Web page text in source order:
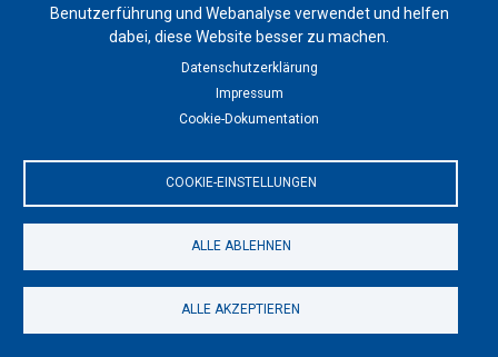
Boxen vs. MMA - Mixed Martial Arts, wer
würde gewinnen?
Es ist schwierig zu sagen, wer in einem Kampf zwischen
einem Boxer und einem MMA-Kämpfer gewinnen würde, da
erfordern und sich auf unterschiedliche Aspekte des
Kampfes konzentrieren.
Schaden anrichten. Boxer sind auch bekannt für ihre
Ausdauer und Schnelligkeit.
Benutzerführung und Webanalyse verwendet und helfen
dabei, diese Website besser zu machen.
Datenschutzerklärung
Impressum
Cookie-Dokumentation
COOKIE-EINSTELLUNGEN
ALLE ABLEHNEN
ALLE AKZEPTIEREN